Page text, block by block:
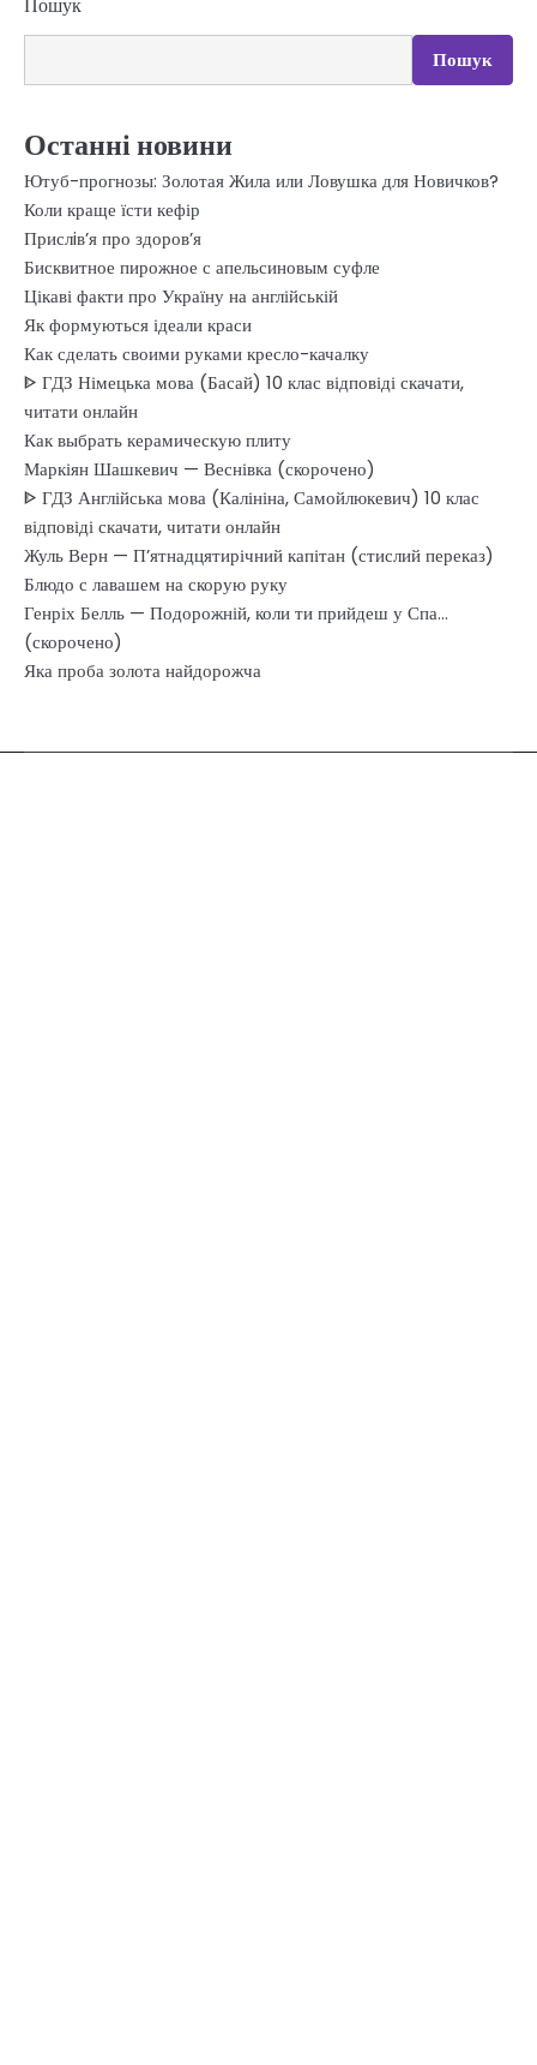
Пошук
Пошук
Останні новини
Ютуб-прогнозы: Золотая Жила или Ловушка для Новичков?
Коли краще їсти кефір
Прислiв’я про здоров’я
Бисквитное пирожное с апельсиновым суфле
Цікаві факти про Україну на англійській
Як формуються ідеали краси
Как сделать своими руками кресло-качалку
ᐈ ГДЗ Німецька мова (Басай) 10 клас відповіді скачати,
читати онлайн
Как выбрать керамическую плиту
Маркіян Шашкевич — Веснівка (скорочено)
ᐈ ГДЗ Англійська мова (Калініна, Самойлюкевич) 10 клас
відповіді скачати, читати онлайн
Жуль Верн — П’ятнадцятирічний капітан (стислий переказ)
Блюдо с лавашем на скорую руку
Генріх Белль — Подорожній, коли ти прийдеш у Спа…
(скорочено)
Яка проба золота найдорожча